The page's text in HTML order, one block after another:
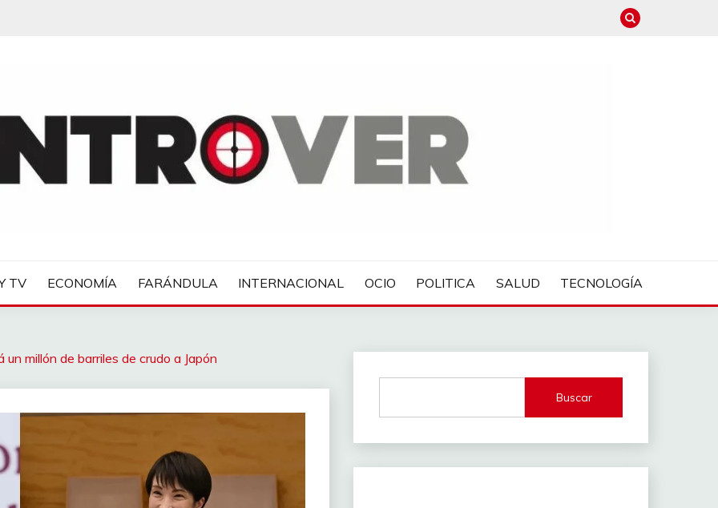
TV ECONOMÍA FARÁNDULA INTERNACIONAL OCIO POLITICA SALUD TECNOLOGÍA
millón de barriles de crudo a Japón
Buscar